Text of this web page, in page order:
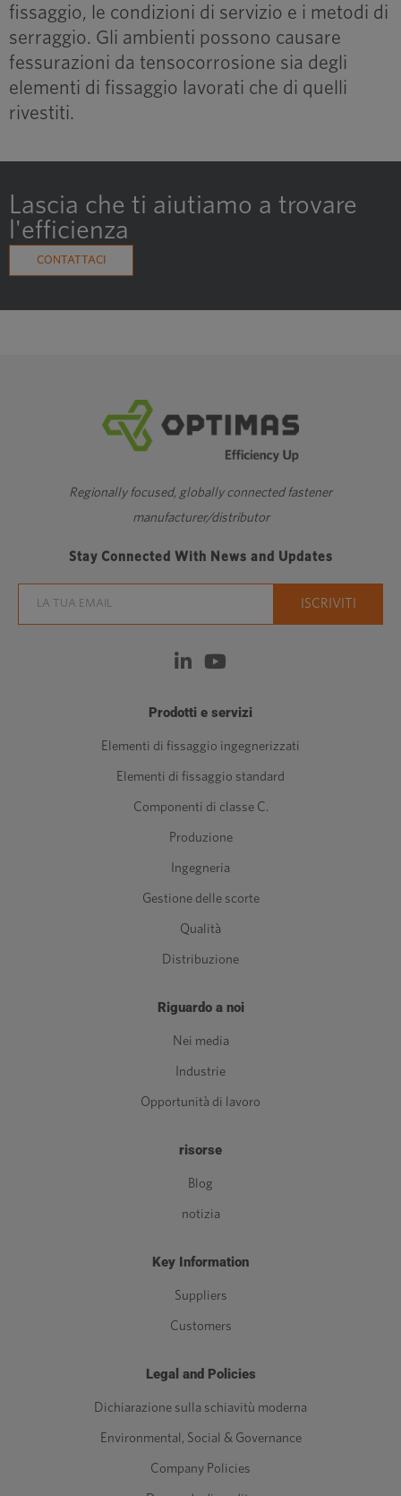
fissaggio, le condizioni di servizio e i metodi di
serraggio. Gli ambienti possono causare
fessurazioni da tensocorrosione sia degli
elementi di fissaggio lavorati che di quelli
rivestiti.
Lascia che ti aiutiamo a trovare
l'efficienza
CONTATTACI
Regionally focused, globally connected fastener
manufacturer/distributor
Stay Connected With News and Updates
Prodotti e servizi
Elementi di fissaggio ingegnerizzati
Elementi di fissaggio standard
Componenti di classe C.
Produzione
Ingegneria
Gestione delle scorte
Qualità
Distribuzione
Riguardo a noi
Nei media
Industrie
Opportunità di lavoro
risorse
Blog
notizia
Key Information
Suppliers
Customers
Legal and Policies
Dichiarazione sulla schiavitù moderna
Environmental, Social & Governance
Company Policies